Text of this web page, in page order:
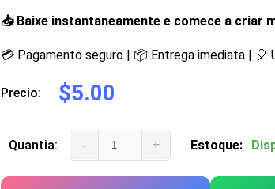
📥 Baixe instantaneamente e comece a criar
💳 Pagamento seguro | 📦 Entrega imediata | 🎈
Precio: $5.00
Quantia: - + Estoque: